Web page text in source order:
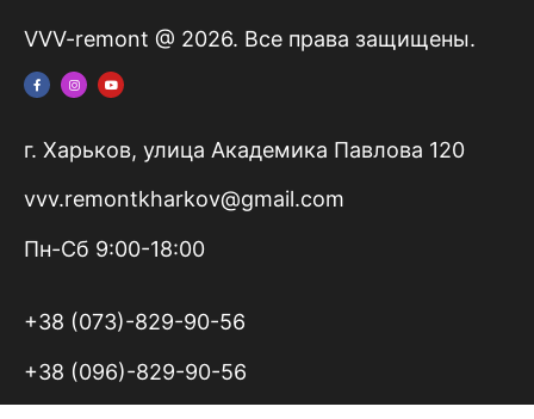
VVV-remont @ 2026. Все права защищены.
г. Харьков, улица Академика Павлова 120
vvv.remontkharkov@gmail.com
Пн-Сб 9:00-18:00
+38 (073)-829-90-56
+38 (096)-829-90-56